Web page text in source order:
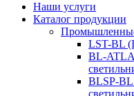
Наши услуги
Каталог продукции
LST-BL
BL-
BLSP-